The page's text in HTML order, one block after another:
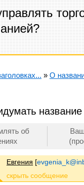
» О
название
об
Евгения [